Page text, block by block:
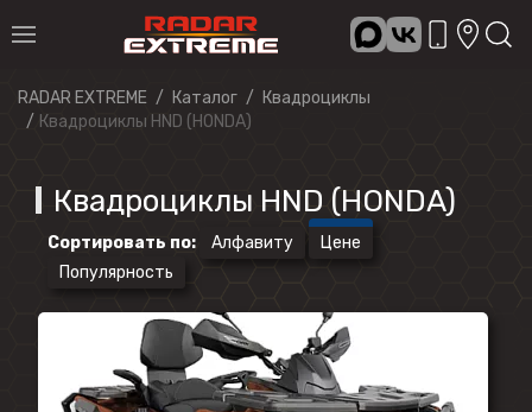
RADAR EXTREME Каталог
Квадроциклы
Квадроциклы HND (HONDA)
Квадроциклы HND (HONDA)
Сортировать по: Алфавиту
Цене
Популярность